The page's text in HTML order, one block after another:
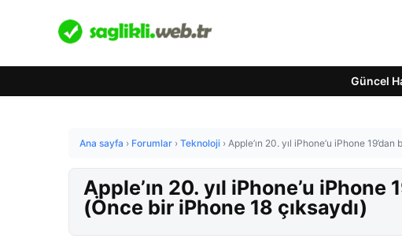
Güncel
Ana sayfa › Forumlar › Teknoloji › Apple’ın 20. yıl iPhone’u iPhone
Apple’ın 20. yıl iPhone’u
(Önce bir iPhone 18 çıksaydı)